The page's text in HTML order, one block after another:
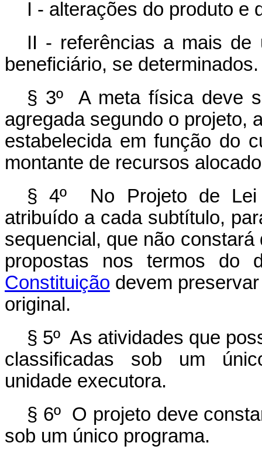
I - alterações do produto e
II - referências a mais de
beneficiário, se determinados.
§ 3º A meta física deve
agregada segundo o projeto,
estabelecida em função do
montante de recursos
§ 4º No Projeto de Lei
atribuído a cada subtítulo,
sequencial, que não
propostas nos termos do
Constituição devem
original.
§ 5º As atividades que
classificadas sob um
unidade executora.
§ 6º O projeto deve
sob um único programa.